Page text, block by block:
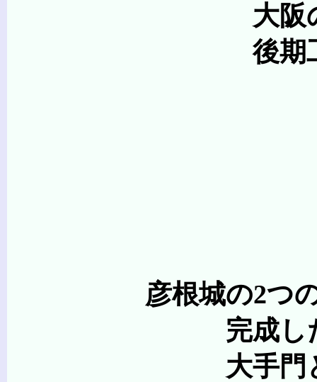
大阪の陣後は、
後期工事は彦根藩
彦根城の2つの
完成した彦根城
大手門と表